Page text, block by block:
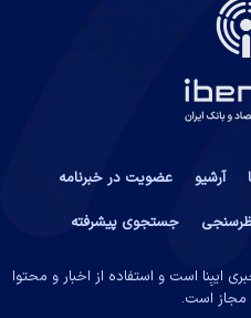
آرشیو
عضویت در خبرنامه
جستجوی پیشرفته
ایبِنا است و استفاده از اخبار و محتوا
مجاز است.